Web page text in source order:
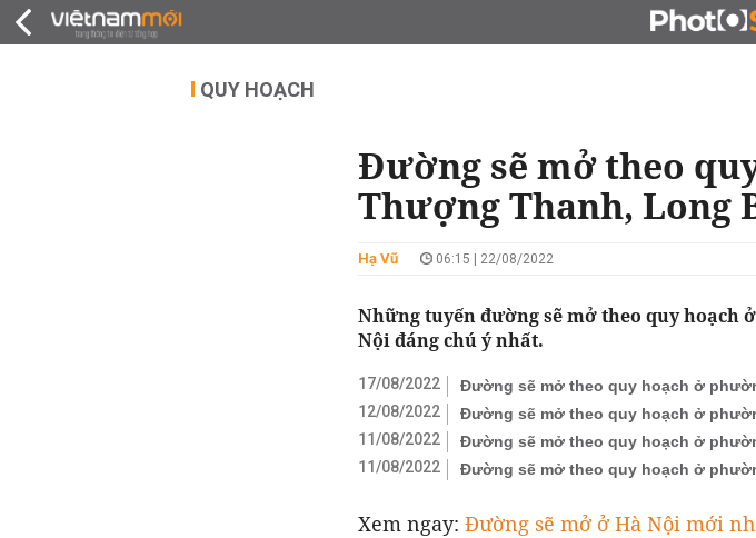
ĐẤU GIÁ - ĐẤU
QUY HOẠCH
Đường sẽ mở theo
Thượng Thanh, Long
Hạ Vũ 06:15 | 22/08/2022
Những tuyến đường sẽ mở theo quy hoạch
Nội đáng chú ý nhất.
17/08/2022
Đường sẽ mở theo quy hoạch ở
12/08/2022
Đường sẽ mở theo quy hoạch ở
11/08/2022
Đường sẽ mở theo quy hoạch ở
11/08/2022
Đường sẽ mở theo quy hoạch ở
Xem ngay: Đường sẽ mở ở Hà Nội mới